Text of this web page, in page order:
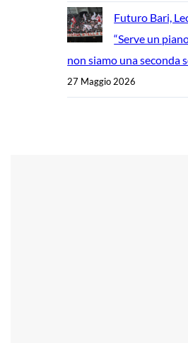
Futuro Bari,
“Serve un
non siamo una seconda
27 Maggio 2026